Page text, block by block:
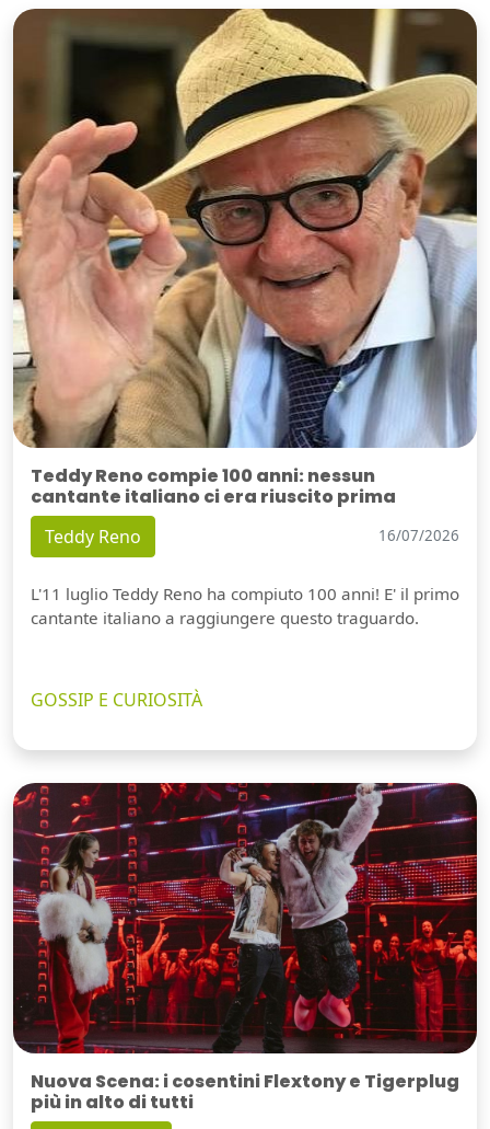
Teddy Reno compie 100 anni: nessun
cantante italiano ci era riuscito prima
Teddy Reno 16/07/2026
L'11 luglio Teddy Reno ha compiuto 100 anni! E' il primo
cantante italiano a raggiungere questo traguardo.
GOSSIP E CURIOSITÀ
Nuova Scena: i cosentini Flextony e Tigerplug
più in alto di tutti